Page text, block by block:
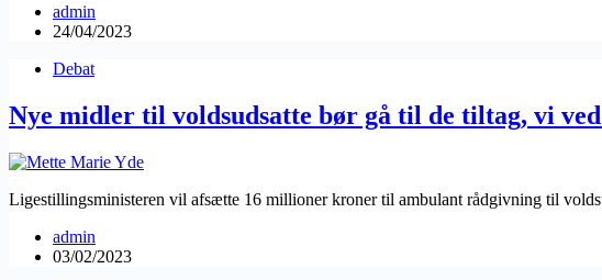
admin
24/04/2023
Debat
Nye midler til voldsudsatte bør gå til de tiltag, vi
Ligestillingsministeren vil afsætte 16 millioner kroner til ambulant rådgivning til
admin
03/02/2023